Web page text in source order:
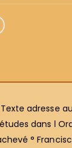
adresse
dans l
°